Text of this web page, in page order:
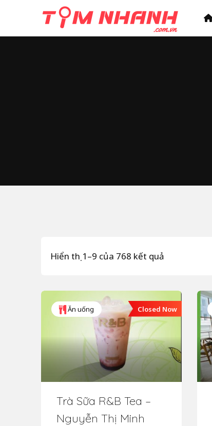
Hiển thị 1–9 của 768 kết quả
Ăn uống Closed Now
Trà Sữa R&B Tea –
Nguyễn Thị Minh